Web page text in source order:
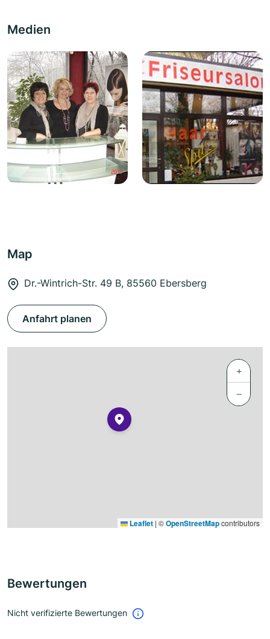
Medien
Map
Dr.-Wintrich-Str. 49 B, 85560 Ebersberg
Anfahrt planen
+
−
Leaflet | ©OpenStreetMapcontributors
Bewertungen
Nicht verifizierte Bewertungen